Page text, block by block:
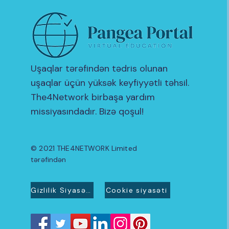
Uşaqlar tərəfindən tədris olunan
uşaqlar üçün yüksək keyfiyyətli təhsil.
The4Network birbaşa yardım
missiyasındadır. Bizə qoşul!
© 2021 THE4NETWORK Limited
tərəfindən
Gizlilik Siyasəti Cookie siyasəti